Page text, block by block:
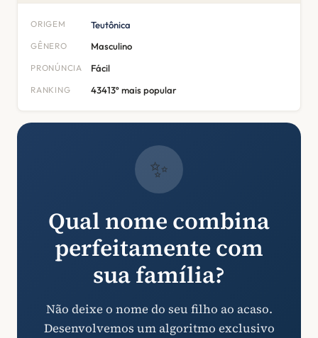
ORIGEM Teutônica
GÊNERO Masculino
PRONÚNCIA Fácil
RANKING 43413º mais popular
✨
Qual nome combina
perfeitamente com
sua família?
Não deixe o nome do seu filho ao acaso.
Desenvolvemos um algoritmo exclusivo